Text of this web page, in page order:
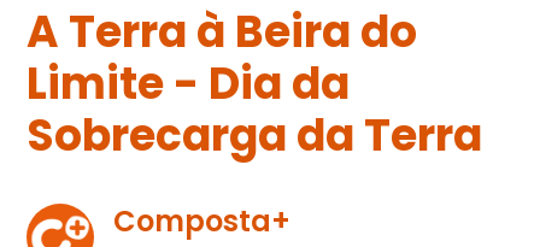
A Terra à Beira do
Limite - Dia da
Sobrecarga da Terra
Composta+